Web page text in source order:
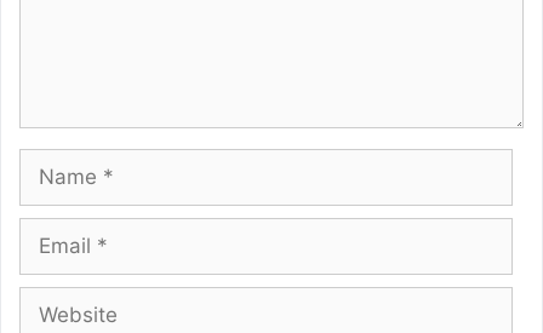
Name
Email
Website